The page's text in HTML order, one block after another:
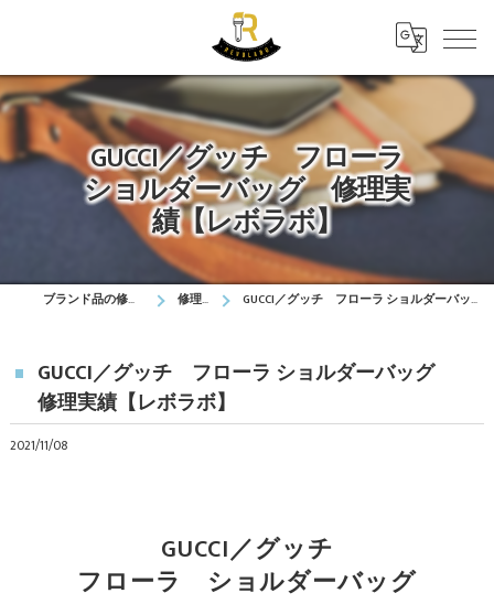
GUCCI／グッチ フローラ
ショルダーバッグ 修理実
績【レボラボ】
ブランド品の修理はレボラボ 修理実績 GUCCI／グッチ フローラ ショルダーバッグ 修理実績【レボラボ】
GUCCI／グッチ フローラ ショルダーバッグ
修理実績【レボラボ】
2021/11/08
GUCCI／グッチ
フローラ ショルダーバッグ